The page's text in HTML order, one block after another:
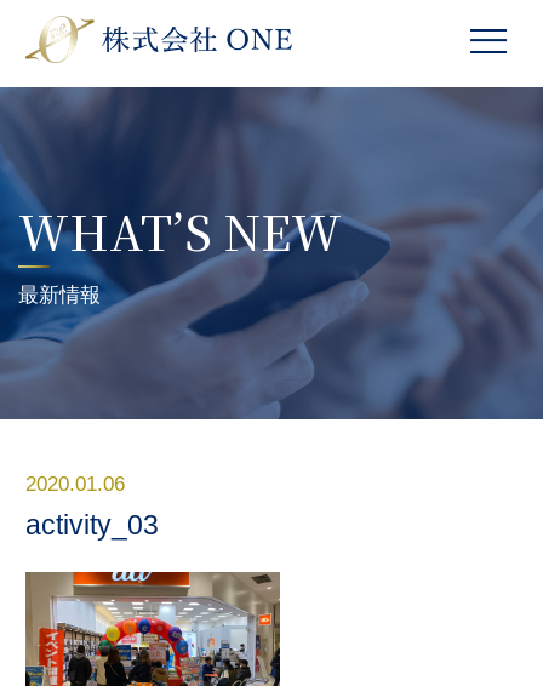
WHAT’S NEW
最新情報
2020.01.06
activity_03